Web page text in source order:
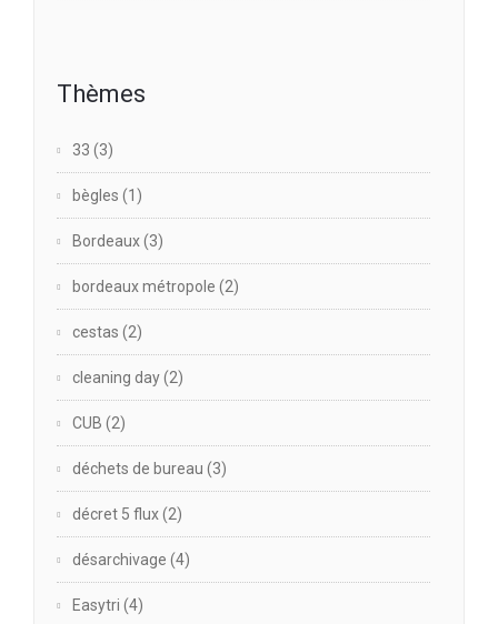
Thèmes
33 (3)
bègles (1)
Bordeaux(3)
bordeaux métropole (2)
cestas (2)
cleaning day(2)
CUB (2)
déchets de bureau (3)
décret 5 flux(2)
désarchivage (4)
Easytri (4)